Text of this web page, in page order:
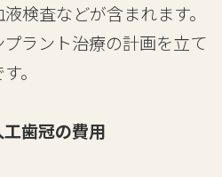
検査などが含まれます。
ラント治療の計画を立て
。
歯冠の費用